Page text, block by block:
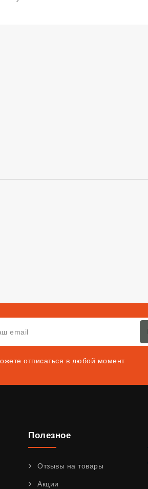
отписаться в любой момент
Полезное
Отзывы на товары
Акции